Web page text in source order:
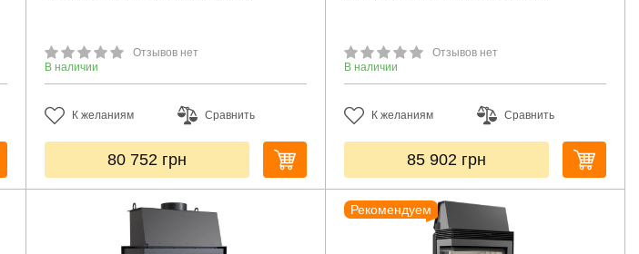
Отзывов нет
В наличии
К желаниям Сравнить
80 752 грн
Отзывов нет
В наличии
К желаниям Сравнить
85 902 грн
Рекомендуем